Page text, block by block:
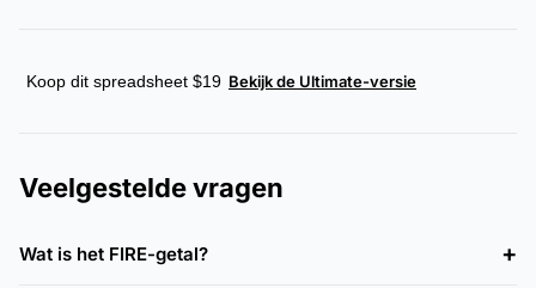
Koop dit spreadsheet $19 Bekijk de Ultimate-versie
Veelgestelde vragen
Wat is het FIRE-getal?